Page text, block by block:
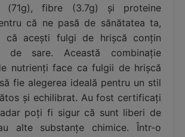
(71g), fibre (3.7g) și proteine
că ne pasă de sănătatea ta,
că acești fulgi de hrișcă conțin
de sare. Această combinație
nutrienți face ca fulgii de hrișcă
fie alegerea ideală pentru un stil
și echilibrat. Au fost certificați
poți fi sigur că sunt liberi de
alte substanțe chimice. Într-o